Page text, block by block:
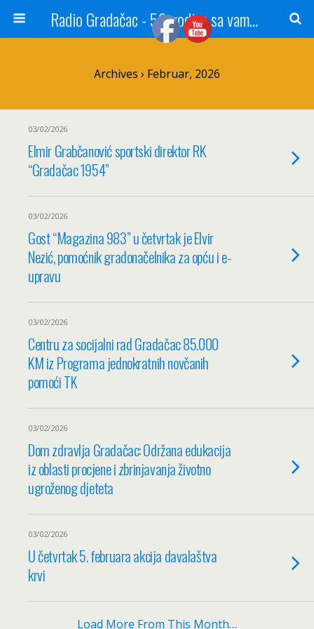
Radio Gradačac - 56 godina sa vama...
Archives › Februar, 2026
03/02/2026
Elmir Grabčanović sportski direktor RK
“Gradačac 1954”
03/02/2026
Gost “Magazina 983” u četvrtak je Elvir
Nezić, pomoćnik gradonačelnika za opću i e-
upravu
03/02/2026
Centru za socijalni rad Gradačac 85.000
KM iz Programa jednokratnih novčanih
pomoći TK
03/02/2026
Dom zdravlja Gradačac: Održana edukacija
iz oblasti procjene i zbrinjavanja životno
ugroženog djeteta
03/02/2026
U četvrtak 5. februara akcija davalaštva
krvi
Load More From This Month…